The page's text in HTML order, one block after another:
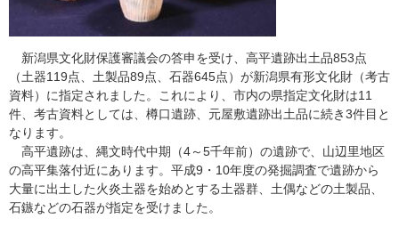
新潟県文化財保護審議会の答申を受け、高平遺跡出土品853点
（土器119点、土製品89点、石器645点）が新潟県有形文化財（考古
資料）に指定されました。これにより、市内の県指定文化財は11
件、考古資料としては、樽口遺跡、元屋敷遺跡出土品に続き3件目と
なります。
高平遺跡は、縄文時代中期（4～5千年前）の遺跡で、山辺里地区
の高平集落付近にあります。平成9・10年度の発掘調査で遺跡から
大量に出土した火炎土器を始めとする土器群、土偶などの土製品、
石鏃などの石器が指定を受けました。